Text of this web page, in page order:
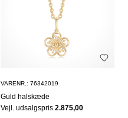
VARENR.: 76342019
Guld halskæde
Vejl. udsalgspris2.875,00